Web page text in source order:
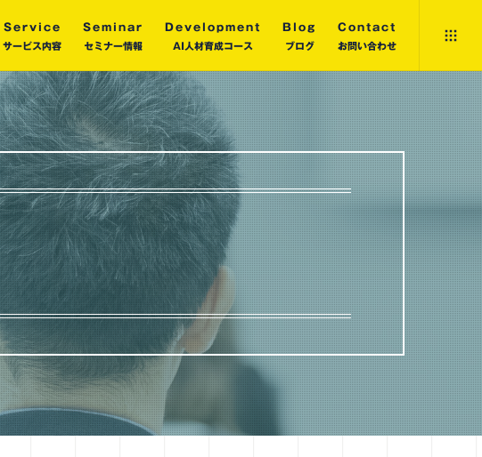
Service
サービス内容
Seminar
セミナー情報
Development
AI人材育成コース
Blog
ブログ
Contact
お問い合わせ